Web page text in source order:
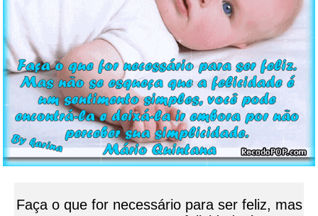
Faça o que for necessário para ser feliz, mas